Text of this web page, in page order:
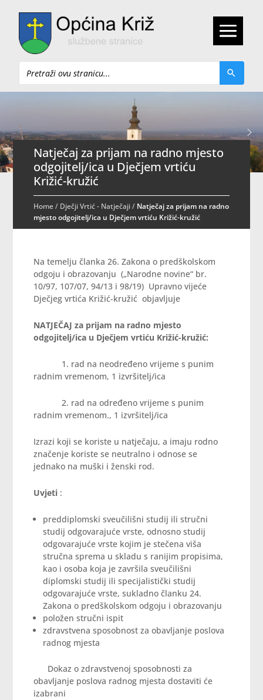
Pretraži
Natječaj za prijam na radno mjesto
odgojitelj/ica u Dječjem vrtiću
Križić-kružić
Home/ Dječji Vrtić - Natječaji/ Natječaj za prijam na radno
mjesto odgojitelj/ica u Dječjem vrtiću Križić-kružić
Na temelju članka 26. Zakona o predškolskom
odgoju i obrazovanju („Narodne novine“ br.
10/97, 107/07, 94/13 i 98/19) Upravno vijeće
Dječjeg vrtića Križić-kružić objavljuje
NATJEČAJ za prijam na radno mjesto
odgojitelj/ica u Dječjem vrtiću Križić-kružić:
1. rad na neodređeno vrijeme s punim
radnim vremenom, 1 izvršitelj/ica
2. rad na određeno vrijeme s punim
radnim vremenom., 1 izvršitelj/ica
Izrazi koji se koriste u natječaju, a imaju rodno
značenje koriste se neutralno i odnose se
jednako na muški i ženski rod.
Uvjeti :
preddiplomski sveučilišni studij ili stručni
studij odgovarajuće vrste, odnosno studij
odgovarajuće vrste kojim je stečena viša
stručna sprema u skladu s ranijim propisima,
kao i osoba koja je završila sveučilišni
diplomski studij ili specijalistički studij
odgovarajuće vrste, sukladno članku 24.
Zakona o predškolskom odgoju i obrazovanju
položen stručni ispit
zdravstvena sposobnost za obavljanje poslova
radnog mjesta
Dokaz o zdravstvenoj sposobnosti za
obavljanje poslova radnog mjesta dostaviti će
izabrani